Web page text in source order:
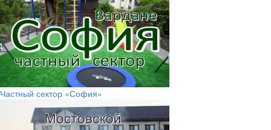
Частный сектор «София»